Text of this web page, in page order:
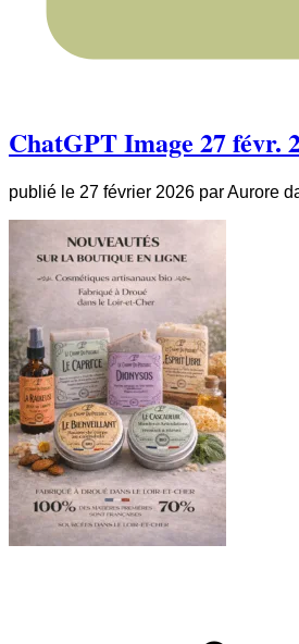
ChatGPT Image 27 févr.
publié le 27 février 2026 parAurore